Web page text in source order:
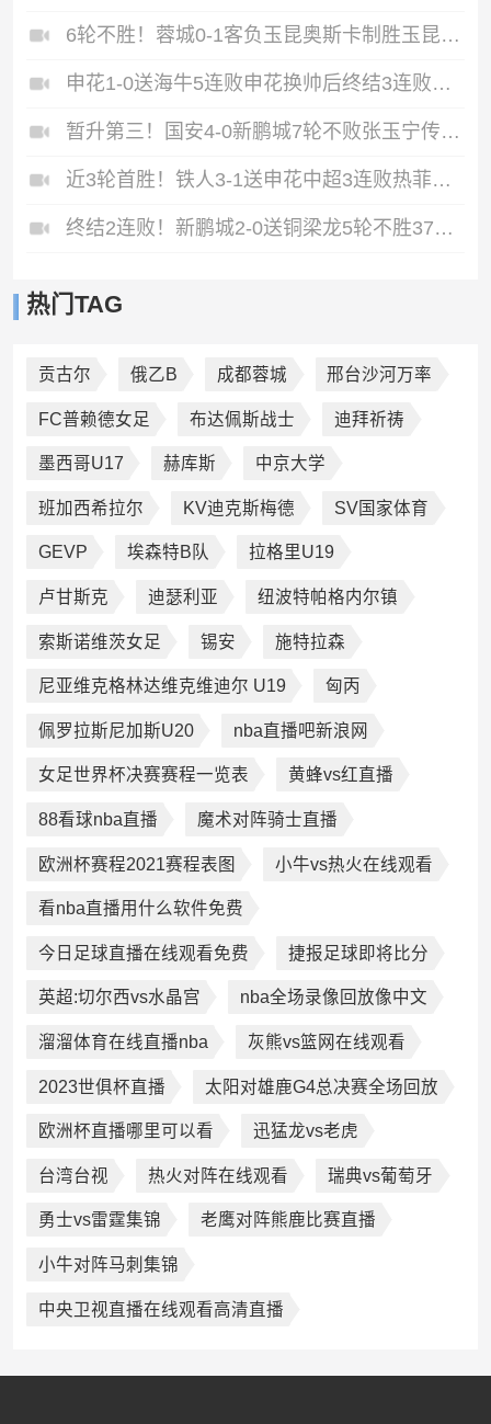
6轮不胜！蓉城0-1客负玉昆奥斯卡制胜玉昆暂第三蓉城全场1射正
申花1-0送海牛5连败申花换帅后终结3连败阿苏埃助攻徐皓阳制胜
暂升第三！国安4-0新鹏城7轮不败张玉宁传射达万双响法比奥破门
近3轮首胜！铁人3-1送申花中超3连败热菲尼奥双响邦本宜裕传射
终结2连败！新鹏城2-0送铜梁龙5轮不胜37岁姜至鹏破门韦斯利建功
热门TAG
贡古尔 俄乙B 成都蓉城 邢台沙河万率
FC普赖德女足 布达佩斯战士 迪拜祈祷
墨西哥U17 赫库斯 中京大学
班加西希拉尔 KV迪克斯梅德 SV国家体育
GEVP 埃森特B队 拉格里U19
卢甘斯克 迪瑟利亚 纽波特帕格内尔镇
索斯诺维茨女足 锡安 施特拉森
尼亚维克格林达维克维迪尔 U19 匈丙
佩罗拉斯尼加斯U20 nba直播吧新浪网
女足世界杯决赛赛程一览表 黄蜂vs红直播
88看球nba直播 魔术对阵骑士直播
欧洲杯赛程2021赛程表图 小牛vs热火在线观看
看nba直播用什么软件免费
今日足球直播在线观看免费 捷报足球即将比分
英超:切尔西vs水晶宫 nba全场录像回放像中文
溜溜体育在线直播nba 灰熊vs篮网在线观看
2023世俱杯直播 太阳对雄鹿G4总决赛全场回放
欧洲杯直播哪里可以看 迅猛龙vs老虎
台湾台视 热火对阵在线观看 瑞典vs葡萄牙
勇士vs雷霆集锦 老鹰对阵熊鹿比赛直播
小牛对阵马刺集锦
中央卫视直播在线观看高清直播